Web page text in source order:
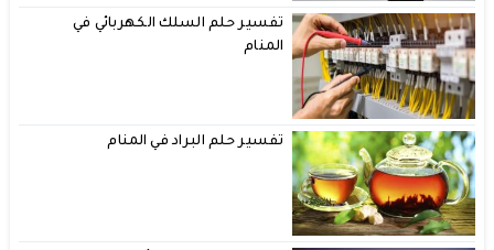
تفسير حلم السلك الكهربائي في
المنام
تفسير حلم البراد في المنام